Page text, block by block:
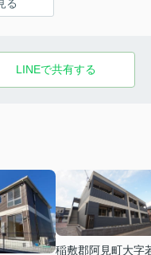
る
LINEで共有する
稲敷郡阿見町大字